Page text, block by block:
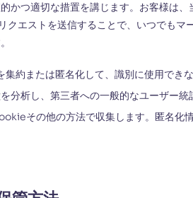
かつ適切な措置を講じます。お客様は
クエストを送信することで、いつでもマ
集約または匿名化して、識別に使用でき
分析し、第三者への一般的なユーザー
その他の方法で収集します。匿名化